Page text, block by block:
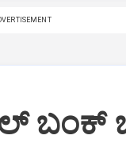
ಬಂಕ್